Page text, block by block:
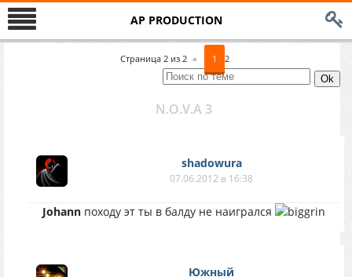
AP PRODUCTION
Страница 2 из 2 « 1 2
N.O.V.A 3
shadowura
07.06.2012 в 16:38
Johann походу эт ты в балду не наигрался
Южный